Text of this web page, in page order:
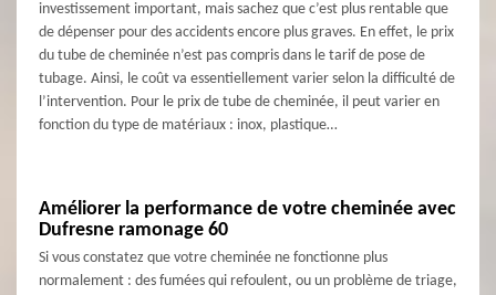
investissement important, mais sachez que c’est plus rentable que
de dépenser pour des accidents encore plus graves. En effet, le prix
du tube de cheminée n’est pas compris dans le tarif de pose de
tubage. Ainsi, le coût va essentiellement varier selon la difficulté de
l’intervention. Pour le prix de tube de cheminée, il peut varier en
fonction du type de matériaux : inox, plastique…
Améliorer la performance de votre cheminée avec
Dufresne ramonage 60
Si vous constatez que votre cheminée ne fonctionne plus
normalement : des fumées qui refoulent, ou un problème de triage,